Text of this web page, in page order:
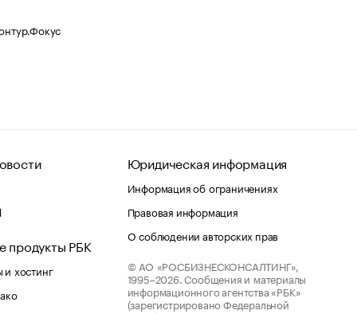
продукты РБК
хостинг
Юридическая информация
Информация об ограничениях
Правовая информация
О соблюдении авторских прав
© АО «РОСБИЗНЕСКОНСАЛТИНГ»,
1995–2026. Сообщения и материалы
информационного агентства «РБК»
(зарегистрировано Федеральной